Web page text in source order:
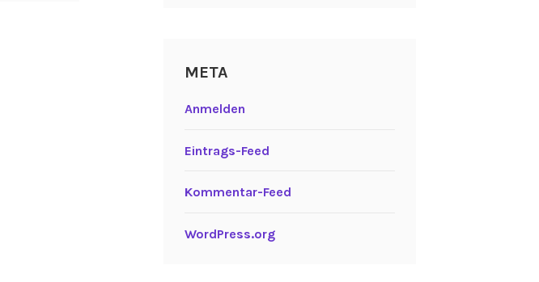
META
Anmelden
Eintrags-Feed
Kommentar-Feed
WordPress.org